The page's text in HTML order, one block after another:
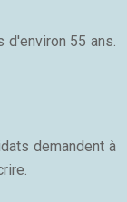
d'environ 55 ans.
demandent à